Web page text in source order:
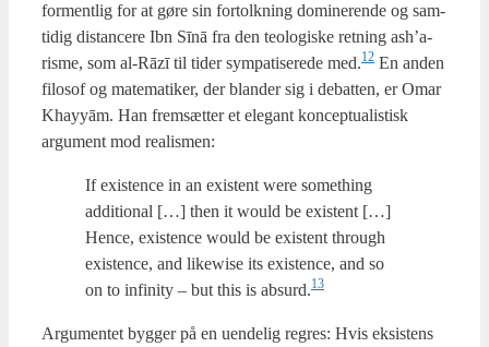
for­ment­lig for at gøre sin for­tolk­ning domi­ne­ren­de og sam­
ti­dig distan­ce­re Ibn Sīnā fra den teo­lo­gi­ske ret­ning ash’a­
ris­me, som al-Rāzī til tider sym­pa­ti­se­re­de med.12 En anden
filo­sof og mate­ma­ti­ker, der blan­der sig i debat­ten, er Omar
Khayyām. Han frem­sæt­ter et ele­gant kon­cep­tu­a­li­stisk
argu­ment mod rea­lis­men:
If exi­sten­ce in an exi­stent were somet­hing
addi­tio­nal […] then it would be exi­stent […]
Hen­ce, exi­sten­ce would be exi­stent through
exi­sten­ce, and likewi­se its exi­sten­ce, and so
on to infi­ni­ty – but this is absurd.13
Argu­men­tet byg­ger på en uen­de­lig regres: Hvis eksi­stens